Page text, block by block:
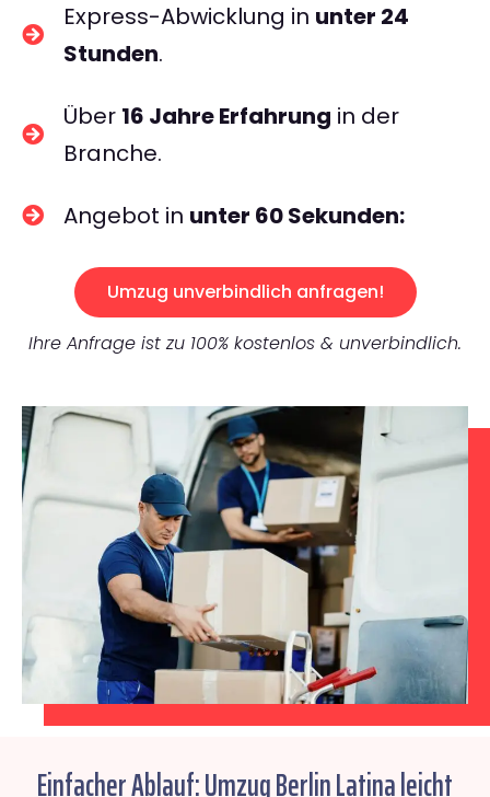
Express-Abwicklung in unter 24
Stunden.
Über 16 Jahre Erfahrung in der
Branche.
Angebot in unter 60 Sekunden:
Umzug unverbindlich anfragen!
Ihre Anfrage ist zu 100% kostenlos & unverbindlich.
Einfacher Ablauf: Umzug Berlin Latina leicht